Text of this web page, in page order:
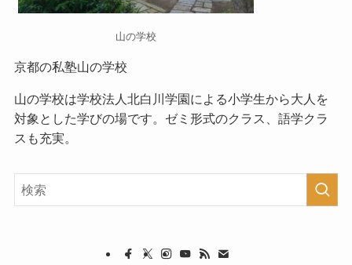
山の学校
京都の私塾山の学校
山の学校は学校法人北白川学園による小学生から大人を
対象とした学びの場です。ゼミ形式のクラス、語学クラ
スも充実。